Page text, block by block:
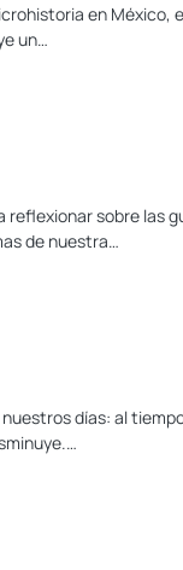
en
un…
sobre las
de nuestra…
días: al